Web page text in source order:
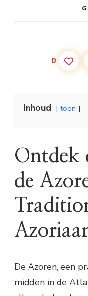
0
Inhoud toon
Ontdek
de
De Azoren, een
midden in de